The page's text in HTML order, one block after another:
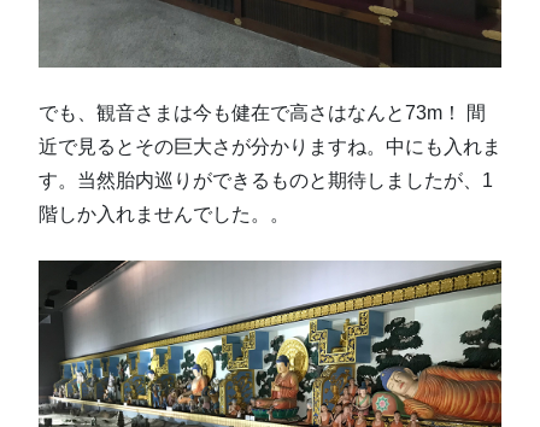
でも、観音さまは今も健在で高さはなんと73m！ 間
近で見るとその巨大さが分かりますね。中にも入れま
す。当然胎内巡りができるものと期待しましたが、1
階しか入れませんでした。。